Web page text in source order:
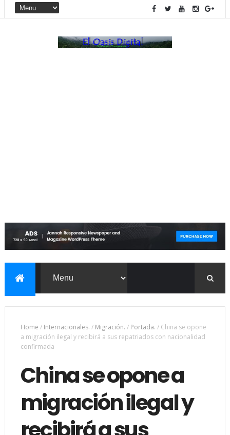
Home / Internacionales. / Migración. / Portada. / China se opone
a migración ilegal y recibirá a sus repatriados con nacionalidad
confirmada
China se opone a
migración ilegal y